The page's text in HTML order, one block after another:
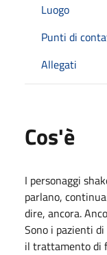
Luogo
Punti di
Allegati
Cos'è
I personaggi
parlano,
dire, ancora.
Sono i pazienti
il trattamento di